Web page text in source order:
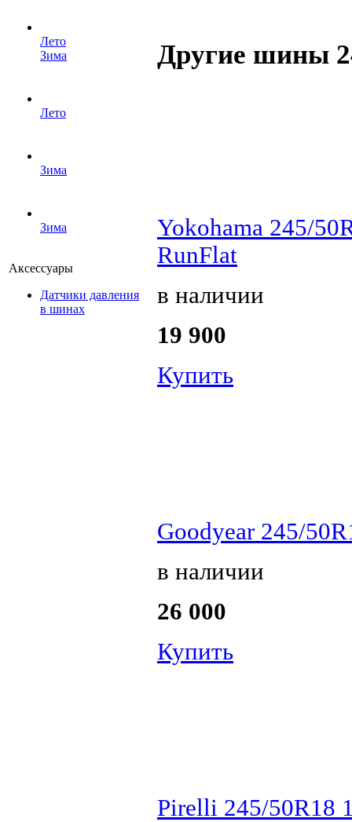
Лето
Зима
Лето
Зима
Зима
Аксессуары
Датчики давления
в шинах
Другие шины
Yokohama 245/
RunFlat
в наличии
19 900
Купить
Goodyear 245/
в наличии
26 000
Купить
Pirelli 245/50R18